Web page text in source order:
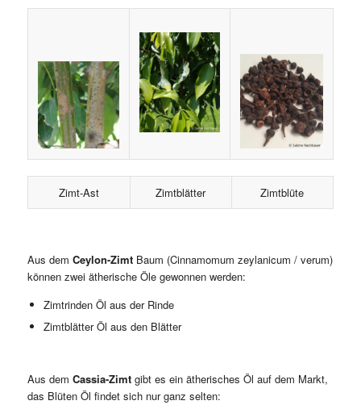
Zimt-Ast Zimtblätter Zimtblüte
Aus dem Ceylon-ZimtBaum (Cinnamomum zeylanicum / verum)
können zwei ätherische Öle gewonnen werden:
Zimtrinden Öl aus der Rinde
Zimtblätter Öl aus den Blätter
Aus dem Cassia-Zimt gibt es ein ätherisches Öl auf dem Markt,
das Blüten Öl findet sich nur ganz selten: